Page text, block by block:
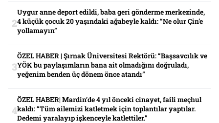
Uygur anne deport edildi, baba geri gönderme merkezinde,
4 küçük çocuk 20 yaşındaki ağabeyle kaldı: “Ne olur Çin’e
yollamayın”
ÖZEL HABER | Şırnak Üniversitesi Rektörü: “Başsavcılık ve
YÖK bu paylaşımların bana ait olmadığını doğruladı,
yeğenim benden üç dönem önce atandı”
ÖZEL HABER| Mardin’de 4 yıl önceki cinayet, faili meçhul
kaldı: “Tüm ailemizi katletmek için toplantılar yaptılar.
Dedemi yaralayıp işkenceyle katlettiler.”